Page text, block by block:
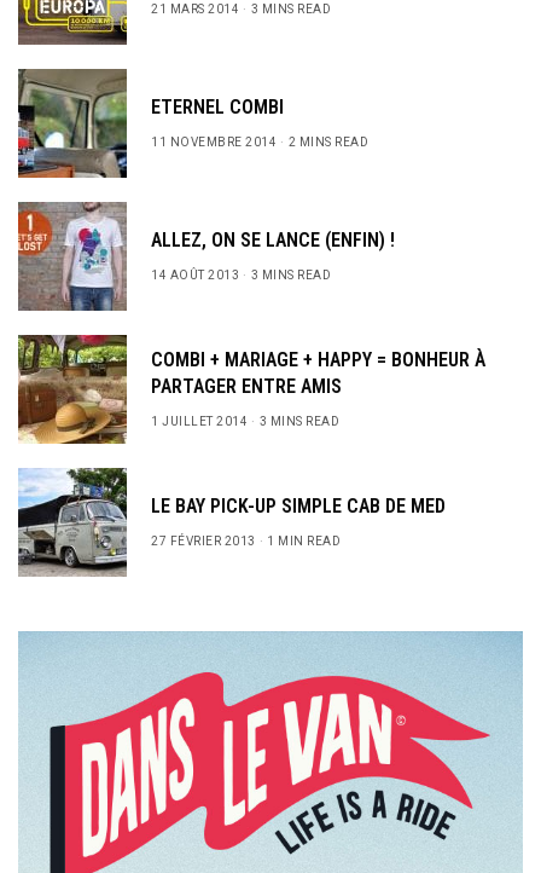
21 MARS 2014 3 MINS READ
ETERNEL COMBI
11 NOVEMBRE 2014 2 MINS READ
ALLEZ, ON SE LANCE (ENFIN) !
14 AOÛT 2013 3 MINS READ
COMBI + MARIAGE + HAPPY = BONHEUR À
PARTAGER ENTRE AMIS
1 JUILLET 2014 3 MINS READ
LE BAY PICK-UP SIMPLE CAB DE MED
27 FÉVRIER 2013 1 MIN READ